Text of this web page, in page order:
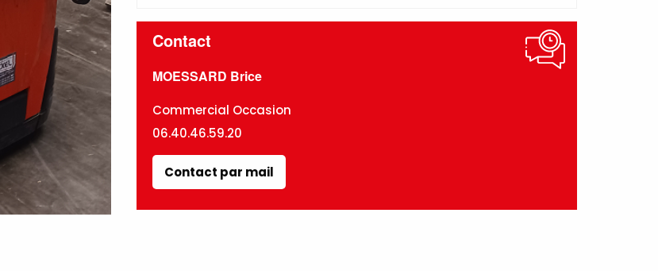
Contact
MOESSARD Brice
Commercial Occasion
06.40.46.59.20
Contact par mail